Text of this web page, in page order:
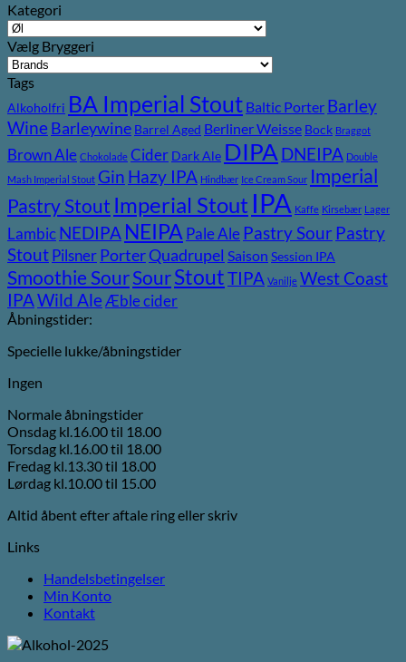
Kategori
Vælg Bryggeri
Tags
Alkoholfri BA Imperial Stout Baltic Porter Barley
Wine Barleywine Barrel Aged Berliner Weisse Bock Braggot
Brown Ale Chokolade Cider Dark Ale DIPA DNEIPA Double
Mash Imperial Stout Gin Hazy IPA Hindbær Ice Cream Sour Imperial
Pastry Stout Imperial Stout IPA Kaffe Kirsebær Lager
LambicNEDIPA NEIPA Pale Ale Pastry Sour Pastry
StoutPilsnerPorterQuadrupel Saison Session IPA
Smoothie SourSourStoutTIPA Vanilje West Coast
IPAWild AleÆble cider
Åbningstider:
Specielle lukke/åbningstider
Ingen
Normale åbningstider
Onsdag kl.16.00 til 18.00
Torsdag kl.16.00 til 18.00
Fredag kl.13.30 til 18.00
Lørdag kl.10.00 til 15.00
Altid åbent efter aftale ring eller skriv
Links
Handelsbetingelser
Min Konto
Kontakt